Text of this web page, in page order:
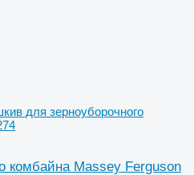
для зерноуборочного
комбайна Massey Ferguson